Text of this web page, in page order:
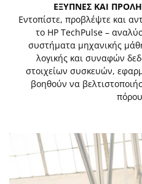
ΕΞΥΠΝΕΣ ΚΑΙ
Εντοπίστε, προβλέψτε και
το HP TechPulse –
συστήματα μηχανικής
λογικής και συναφών
στοιχείων συσκευών,
βοηθούν να